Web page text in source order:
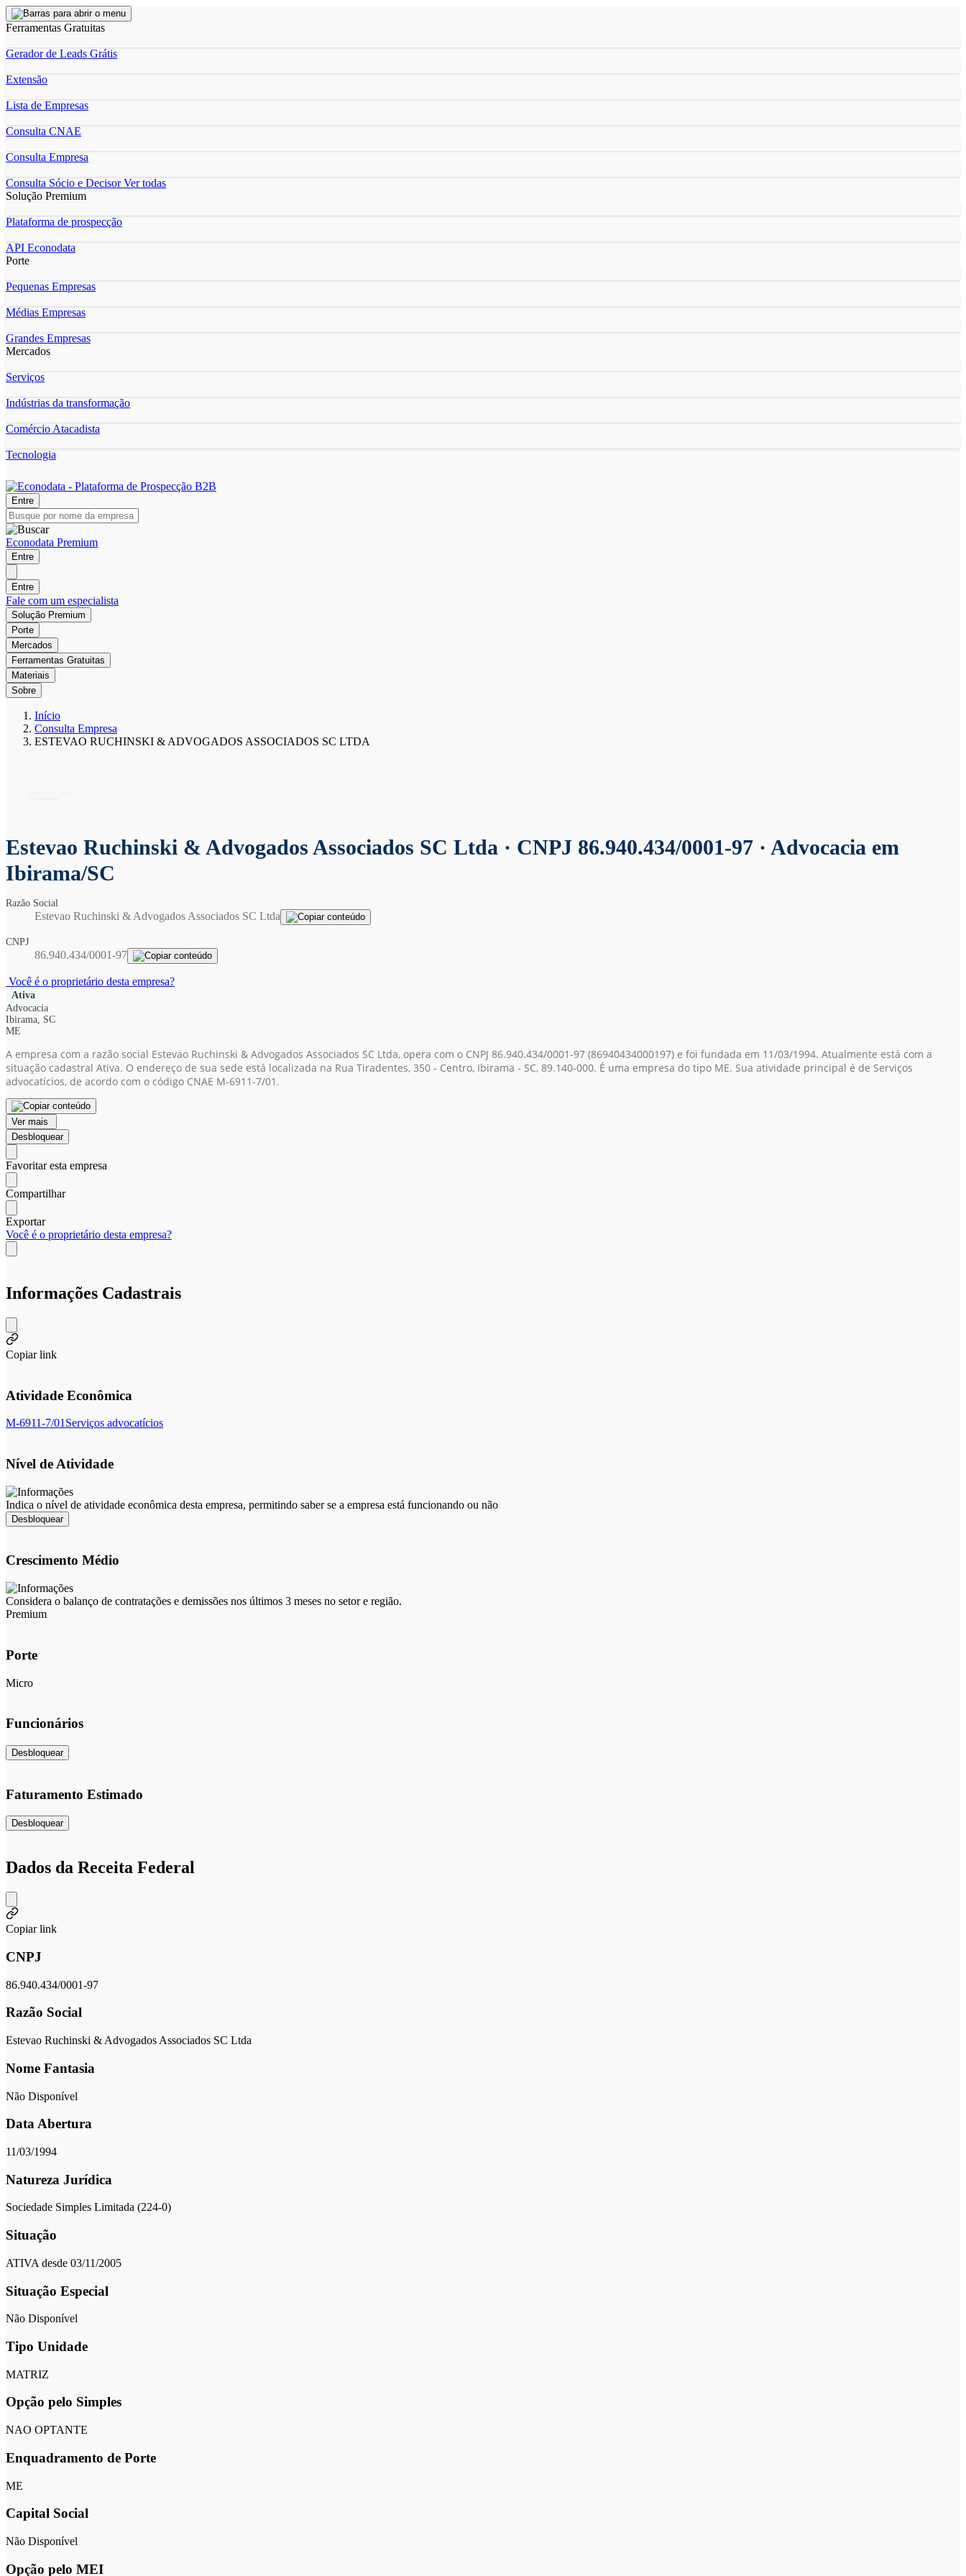
Ferramentas Gratuitas
Gerador de Leads Grátis
Extensão
Lista de Empresas
Consulta CNAE
Consulta Empresa
Consulta Sócio e DecisorVer todas
Solução Premium
Plataforma de prospecção
API Econodata
Porte
Pequenas Empresas
Médias Empresas
Grandes Empresas
Mercados
Serviços
Indústrias da transformação
Comércio Atacadista
Tecnologia
Entre
Econodata Premium
Entre
Entre
Fale com um especialista
Solução Premium
Porte
Mercados
Ferramentas Gratuitas
Materiais
Sobre
Início
Consulta Empresa
ESTEVAO RUCHINSKI & ADVOGADOS ASSOCIADOS SC LTDA
Estevao Ruchinski & Advogados Associados SC Ltda · CNPJ 86.940.434/0001-97 · Advocacia em
Ibirama/SC
Razão Social
Estevao Ruchinski & Advogados Associados SC Ltda
CNPJ
86.940.434/0001-97
Você é o proprietário desta empresa?
Ativa
Advocacia
Ibirama, SC
ME
A empresa com a razão social Estevao Ruchinski & Advogados Associados SC Ltda, opera com o CNPJ 86.940.434/0001-97 (86940434000197) e foi fundada em 11/03/1994. Atualmente está com a
situação cadastral Ativa. O endereço de sua sede está localizada na Rua Tiradentes, 350 - Centro, Ibirama - SC, 89.140-000. É uma empresa do tipo ME. Sua atividade principal é de Serviços
advocatícios, de acordo com o código CNAE M-6911-7/01.
Ver mais
Desbloquear
Favoritar esta empresa
Compartilhar
Exportar
Você é o proprietário desta empresa?
Informações Cadastrais
Copiar link
Atividade Econômica
M-6911-7/01 Serviços advocatícios
Nível de Atividade
Indica o nível de atividade econômica desta empresa, permitindo saber se a empresa está funcionando ou não
Desbloquear
Crescimento Médio
Considera o balanço de contratações e demissões nos últimos 3 meses no setor e região.
Premium
Porte
Micro
Funcionários
Desbloquear
Faturamento Estimado
Desbloquear
Dados da Receita Federal
Copiar link
CNPJ
86.940.434/0001-97
Razão Social
Estevao Ruchinski & Advogados Associados SC Ltda
Nome Fantasia
Não Disponível
Data Abertura
11/03/1994
Natureza Jurídica
Sociedade Simples Limitada (224-0)
Situação
ATIVA desde 03/11/2005
Situação Especial
Não Disponível
Tipo Unidade
MATRIZ
Opção pelo Simples
NAO OPTANTE
Enquadramento de Porte
ME
Capital Social
Não Disponível
Opção pelo MEI